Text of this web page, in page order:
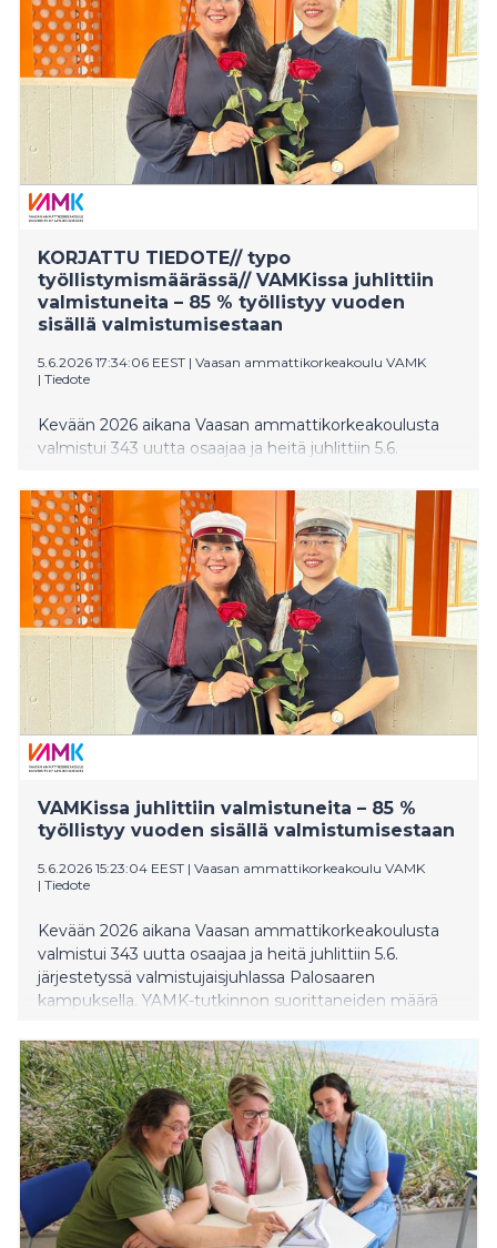
asemaa kansainvälisenä osaamisen ja innovaatioiden
keskittymänä.
KORJATTU TIEDOTE// typo
työllistymismäärässä// VAMKissa juhlittiin
valmistuneita – 85 % työllistyy vuoden
sisällä valmistumisestaan
5.6.2026 17:34:06 EEST | Vaasan ammattikorkeakoulu VAMK
| Tiedote
Kevään 2026 aikana Vaasan ammattikorkeakoulusta
valmistui 343 uutta osaajaa ja heitä juhlittiin 5.6.
kampuksella. YAMK-tutkinnon suorittaneiden määrä
kasvoi 20 % viime keväästä. Valmistuneet työllistyvät
keskimääräisesti erittäin hyvin ja länsirannikolle heistä
työllistyy 70 %
VAMKissa juhlittiin valmistuneita – 85 %
työllistyy vuoden sisällä valmistumisestaan
5.6.2026 15:23:04 EEST | Vaasan ammattikorkeakoulu VAMK
| Tiedote
Kevään 2026 aikana Vaasan ammattikorkeakoulusta
valmistui 343 uutta osaajaa ja heitä juhlittiin 5.6.
järjestetyssä valmistujaisjuhlassa Palosaaren
kampuksella. YAMK-tutkinnon suorittaneiden määrä
keskimääräisesti erittäin hyvin ja länsirannikolle heistä
työllistyy 70 %